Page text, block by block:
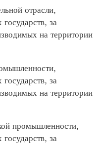
отрасли,
за
на территории
за
на территории
промышленности,
за